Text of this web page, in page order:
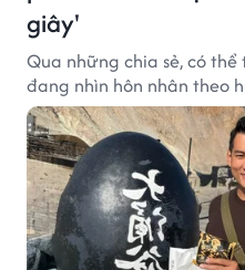
giây'
Qua những chia sẻ, có
đang nhìn hôn nhân theo